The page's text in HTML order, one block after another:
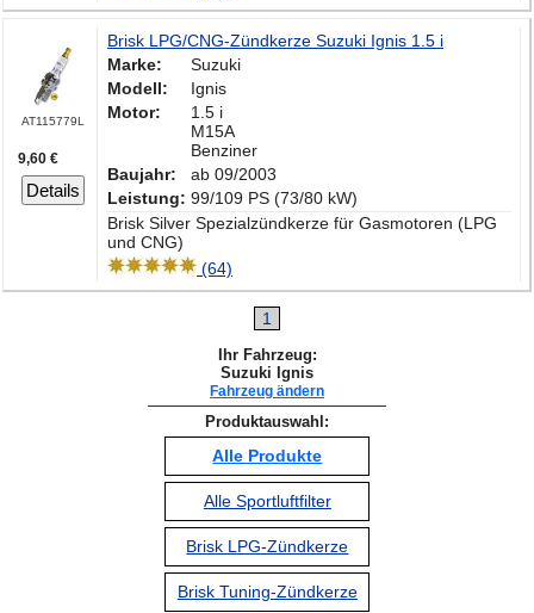
AT115779L
9,60 €
Details
Brisk LPG/CNG-Zündkerze Suzuki Ignis 1.5 i
Marke:
Suzuki
Modell:
Ignis
Motor:
1.5 i
M15A
Benziner
Baujahr:
ab 09/2003
Leistung: 99/109 PS (73/80 kW)
Brisk Silver Spezialzündkerze für Gasmotoren (LPG
und CNG)
(64)
1
Ihr Fahrzeug:
Suzuki Ignis
Fahrzeug ändern
Produktauswahl:
Alle Produkte
Alle Sportluftfilter
Brisk LPG-Zündkerze
Brisk Tuning-Zündkerze